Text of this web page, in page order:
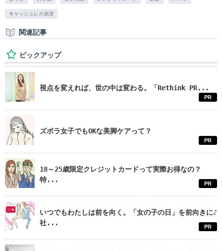
キャッシュレス決済
関連記事
ピックアップ
視点を変えれば、世の中は変わる。「Rethink PR...
PR
ズボラ女子でもOKな美脚ケアって？
PR
18～25歳限定クレジットカードって実際お得なの？
特...
PR
いつでもわたしは前を向く。「女の子の日」を前向きに♪
社...
PR